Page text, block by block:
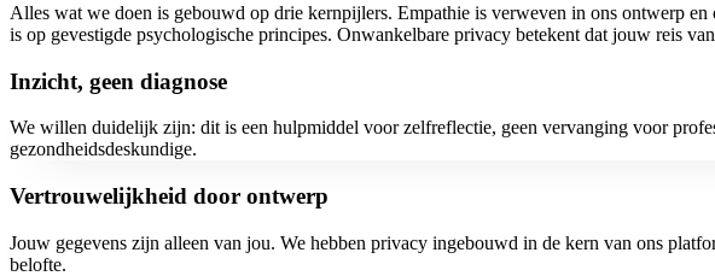
Alles wat we doen is gebouwd op drie kernpijlers. Empathie is verweven in ons ontwerp
is op gevestigde psychologische principes. Onwankelbare privacy betekent dat jouw reis
Inzicht, geen diagnose
We willen duidelijk zijn: dit is een hulpmiddel voor zelfreflectie, geen vervanging voor
gezondheidsdeskundige.
Vertrouwelijkheid door ontwerp
Jouw gegevens zijn alleen van jou. We hebben privacy ingebouwd in de kern van ons
belofte.